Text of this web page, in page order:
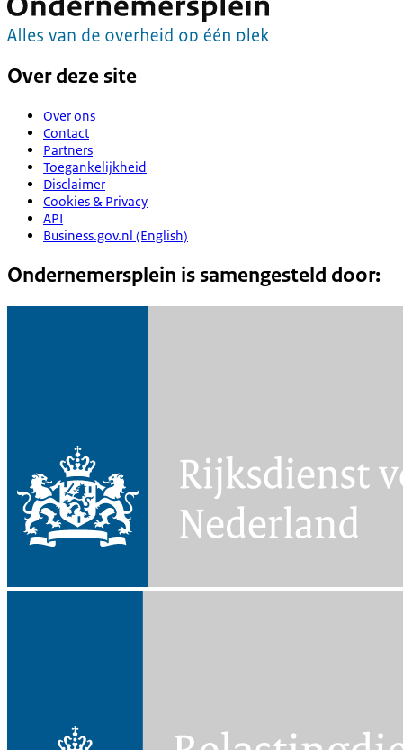
Over deze site
Over ons
Contact
Partners
Toegankelijkheid
Disclaimer
Cookies & Privacy
API
Business.gov.nl (English)
Ondernemersplein is samengesteld door: